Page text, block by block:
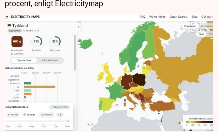
procent, enligt Electricitymap.